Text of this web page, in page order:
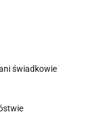
świadkowie